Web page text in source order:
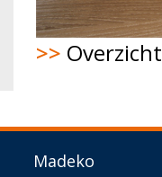
>> Overzicht
Madeko